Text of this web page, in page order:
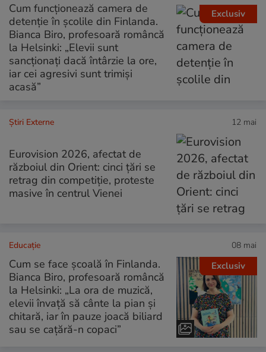
Exclusiv
Cum funcționează camera de
detenție în școlile din Finlanda.
Bianca Biro, profesoară româncă
la Helsinki: „Elevii sunt
sancționați dacă întârzie la ore,
iar cei agresivi sunt trimiși
acasă”
Știri Externe 12 mai
Eurovision 2026, afectat de
războiul din Orient: cinci țări se
retrag din competiție, proteste
masive în centrul Vienei
Exclusiv
Educație 08 mai
Cum se face școală în Finlanda.
Bianca Biro, profesoară româncă
la Helsinki: „La ora de muzică,
elevii învață să cânte la pian și
chitară, iar în pauze joacă biliard
sau se cațără-n copaci”